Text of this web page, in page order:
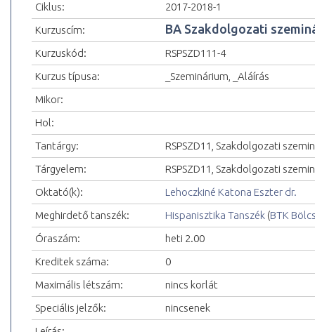
Ciklus:
2017-2018-1
Kurzuscím:
BA Szakdolgozati
Kurzuskód:
RSPSZD111-4
Kurzus típusa:
_Szeminárium, _Aláírás
Mikor:
Hol:
Tantárgy:
RSPSZD11, Szakdolgozati
Tárgyelem:
RSPSZD11, Szakdolgozati
Oktató(k):
Lehoczkiné Katona Eszter dr.
Meghirdető tanszék:
Hispanisztika Tanszék (BTK
Óraszám:
heti 2.00
Kreditek száma:
0
Maximális létszám:
nincs korlát
Speciális jelzők:
nincsenek